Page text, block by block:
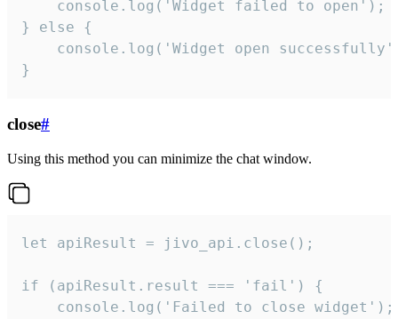
    console.log('Widget failed to open');
} else {
console.log('Widget open
}
close#
Using this method you can minimize the chat window.
let apiResult = jivo_api.close();
if (apiResult.result === 'fail') {
    console.log('Failed to close widget');